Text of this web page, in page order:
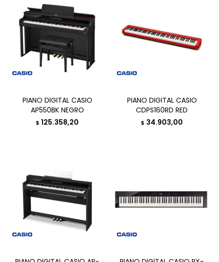
PIANO DIGITAL CASIO
AP550BK NEGRO
$ 125.358,20
PIANO DIGITAL CASIO
CDPS160RD RED
$ 34.903,00